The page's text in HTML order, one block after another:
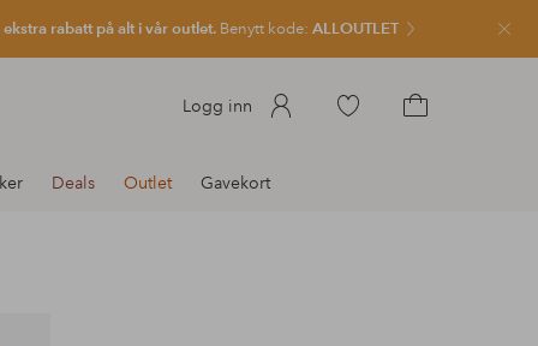
ekstra rabatt på alt i vår outlet. Benytt kode: ALLOUTLET Lukk
Logg inn
Gå
Deals Outlet Gavekort